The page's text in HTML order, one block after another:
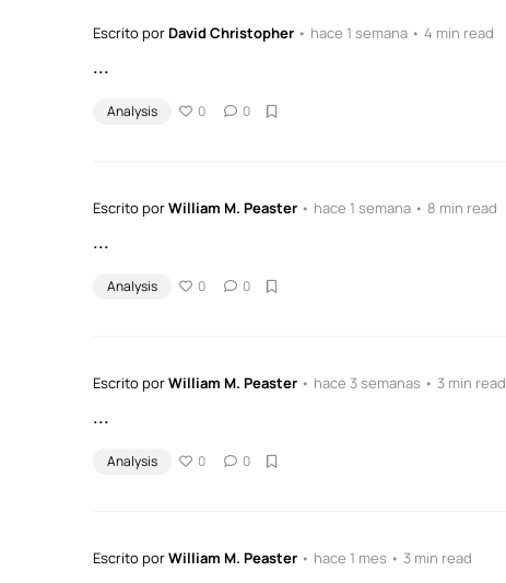
Escrito porDavid Christopher • hace 1 semana • 4 min read
...
Analysis 0 0
Escrito porWilliam M. Peaster • hace 1 semana • 8 min read
...
Analysis 0 0
Escrito porWilliam M. Peaster • hace 3 semanas • 3 min read
...
Analysis 0 0
Escrito porWilliam M. Peaster • hace 1 mes • 3 min read